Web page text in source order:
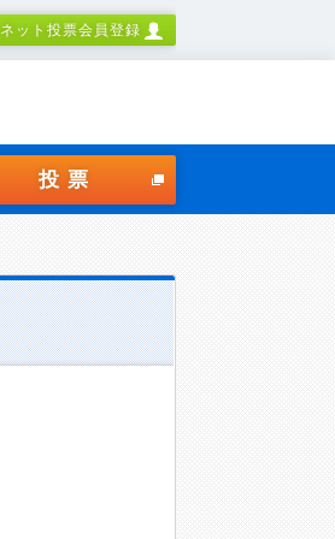
ネット投票会員登録
投票